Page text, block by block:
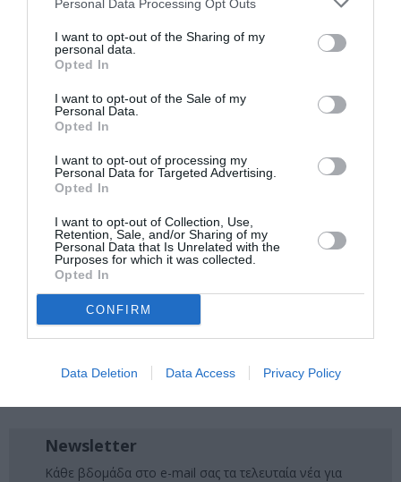
Personal Data Processing Opt Outs
I want to opt-out of the Sharing of my
personal data.
Opted In
I want to opt-out of the Sale of my
Personal Data.
Opted In
I want to opt-out of processing my
Personal Data for Targeted Advertising.
Opted In
I want to opt-out of Collection, Use,
Retention, Sale, and/or Sharing of my
Personal Data that Is Unrelated with the
Purposes for which it was collected.
Opted In
CONFIRM
Data Deletion Data Access Privacy Policy
Eισιτήρια:
Είσοδος Ελεύθερη
Πληροφορίες / Κρατήσεις:
210 3237617 |www.nhmuseum.gr
Ακολουθήστε το Culturenow.gr στο Google News
μάθετε πρώτοι όλες τις ειδήσεις
Δείτε όλα τα τελευταία νέαγια την Τέχνη και τον
Πολιτισμό στοCulturenow.gr
Νέοι Διαγωνισμοί
Tags
VIDEO ART - INSTALLATIONS
ΔΩΡΕΑΝ ΕΚΔΗΛΩΣΕΙΣ
Newsletter
Κάθε βδομάδα στο e-mail σας τα τελευταία νέα για